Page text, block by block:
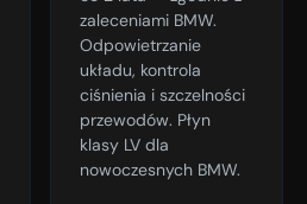
zaleceniami BMW.
Odpowietrzanie
układu, kontrola
ciśnienia i szczelności
przewodów. Płyn
klasy LV dla
nowoczesnych BMW.